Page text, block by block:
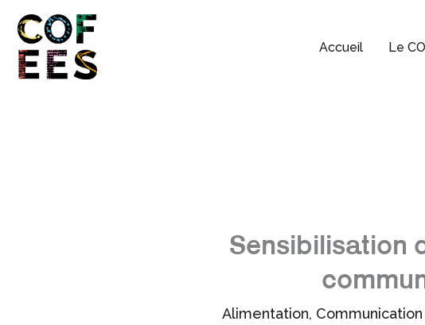
Accueil Le
Sensibilisation
Alimentation,